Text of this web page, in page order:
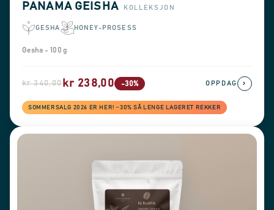
PANAMA GEISHA KOLLEKSJON
GESHA HONEY-PROSESS
Gesha - 100 g
kr 340,00kr 238,00 -30%
SOMMERSALG 2026 ER HER! −30% SÅ LENGE LAGERET REKKER
OPPDAG ›